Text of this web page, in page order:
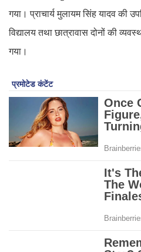
गया। प्राचार्य मुलायम सिंह यादव की
विद्यालय तथा छात्रावास दोनों की
गया।